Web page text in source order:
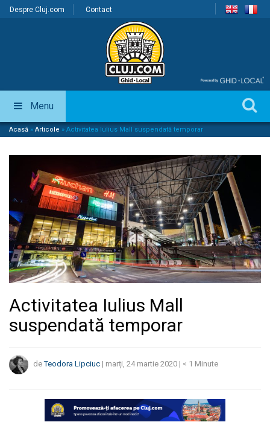
Despre Cluj.com Contact
Menu
Acasă » Articole » Activitatea Iulius Mall suspendată temporar
Activitatea Iulius Mall
suspendată temporar
deTeodora Lipciuc | marți, 24 martie 2020 | < 1 Minute